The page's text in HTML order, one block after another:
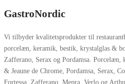
GastroNordic
Vi tilbyder kvalitetsprodukter til
porcelæn, keramik, bestik, krystalglas &
Zafferano, Serax og Pordamsa.
& Jeaune de Chrome, Pordamsa, Serax,
Fortessa, Zafferano, Mepra, Verlo og